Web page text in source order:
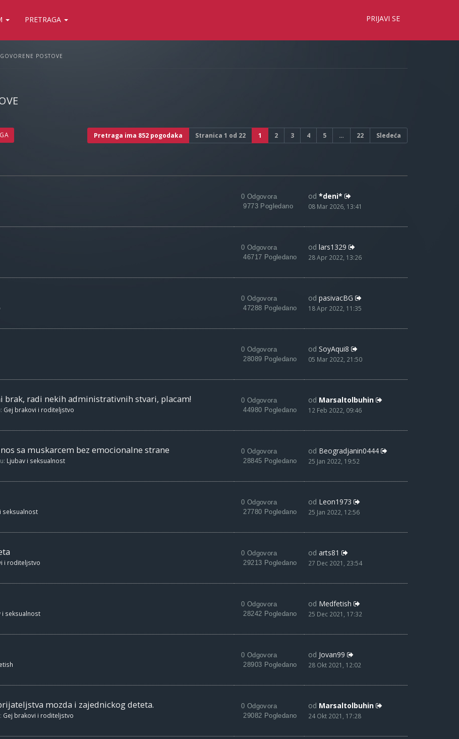
PRETRAGA PRIJAVI SE
POSTOVE
Pretraga ima 852 pogodaka Stranica 1 od 22 1 2 3 4 5 … 22 Sledeća
0 Odgovora
9773 Pogledano
od *deni*
08 Mar 2026, 13:41
0 Odgovora
46717 Pogledano
od lars1329
28 Apr 2022, 13:26
0 Odgovora
47288 Pogledano
od pasivacBG
18 Apr 2022, 11:35
0 Odgovora
28089 Pogledano
od SoyAqui8
05 Mar 2022, 21:50
brak, radi nekih administrativnih stvari, placam!
Gej brakovi i roditeljstvo
0 Odgovora
44980 Pogledano
od Marsaltolbuhin
12 Feb 2022, 09:46
sa muskarcem bez emocionalne strane
Ljubav i seksualnost
0 Odgovora
28845 Pogledano
od Beogradjanin0444
25 Jan 2022, 19:52
seksualnost
0 Odgovora
27780 Pogledano
od Leon1973
25 Jan 2022, 12:56
i roditeljstvo
0 Odgovora
29213 Pogledano
od arts81
27 Dec 2021, 23:54
i seksualnost
0 Odgovora
28242 Pogledano
od Medfetish
25 Dec 2021, 17:32
0 Odgovora
28903 Pogledano
od Jovan99
28 Okt 2021, 12:02
mozda i zajednickog deteta.
Gej brakovi i roditeljstvo
0 Odgovora
29082 Pogledano
od Marsaltolbuhin
24 Okt 2021, 17:28